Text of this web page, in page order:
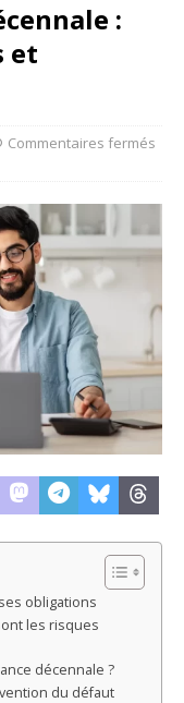
:
et
Commentaires fermés
obligations
les risques
décennale ?
du défaut